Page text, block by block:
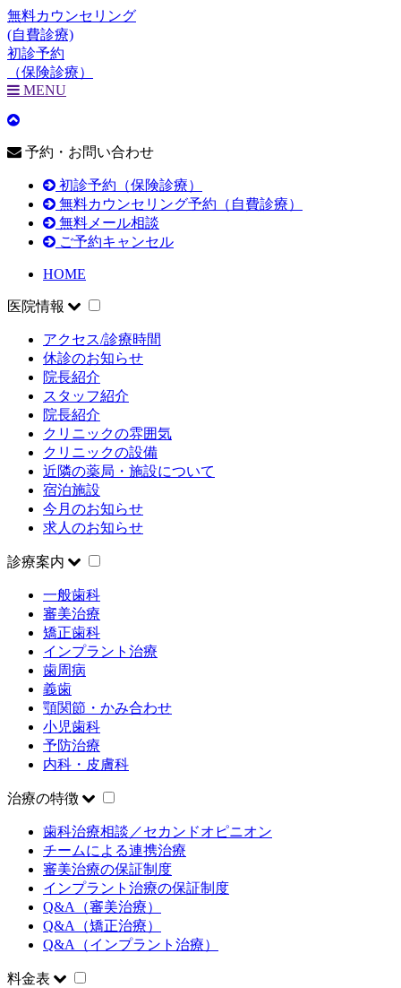
無料カウンセリング
(自費診療)
初診予約
（保険診療）
MENU
予約・お問い合わせ
初診予約（保険診療）
無料カウンセリング予約（自費診療）
無料メール相談
ご予約キャンセル
HOME
医院情報
アクセス/診療時間
休診のお知らせ
院長紹介
スタッフ紹介
院長紹介
クリニックの雰囲気
クリニックの設備
近隣の薬局・施設について
宿泊施設
今月のお知らせ
求人のお知らせ
診療案内
一般歯科
審美治療
矯正歯科
インプラント治療
歯周病
義歯
顎関節・かみ合わせ
小児歯科
予防治療
内科・皮膚科
治療の特徴
歯科治療相談／セカンドオピニオン
チームによる連携治療
審美治療の保証制度
インプラント治療の保証制度
Q&A（審美治療）
Q&A（矯正治療）
Q&A（インプラント治療）
料金表